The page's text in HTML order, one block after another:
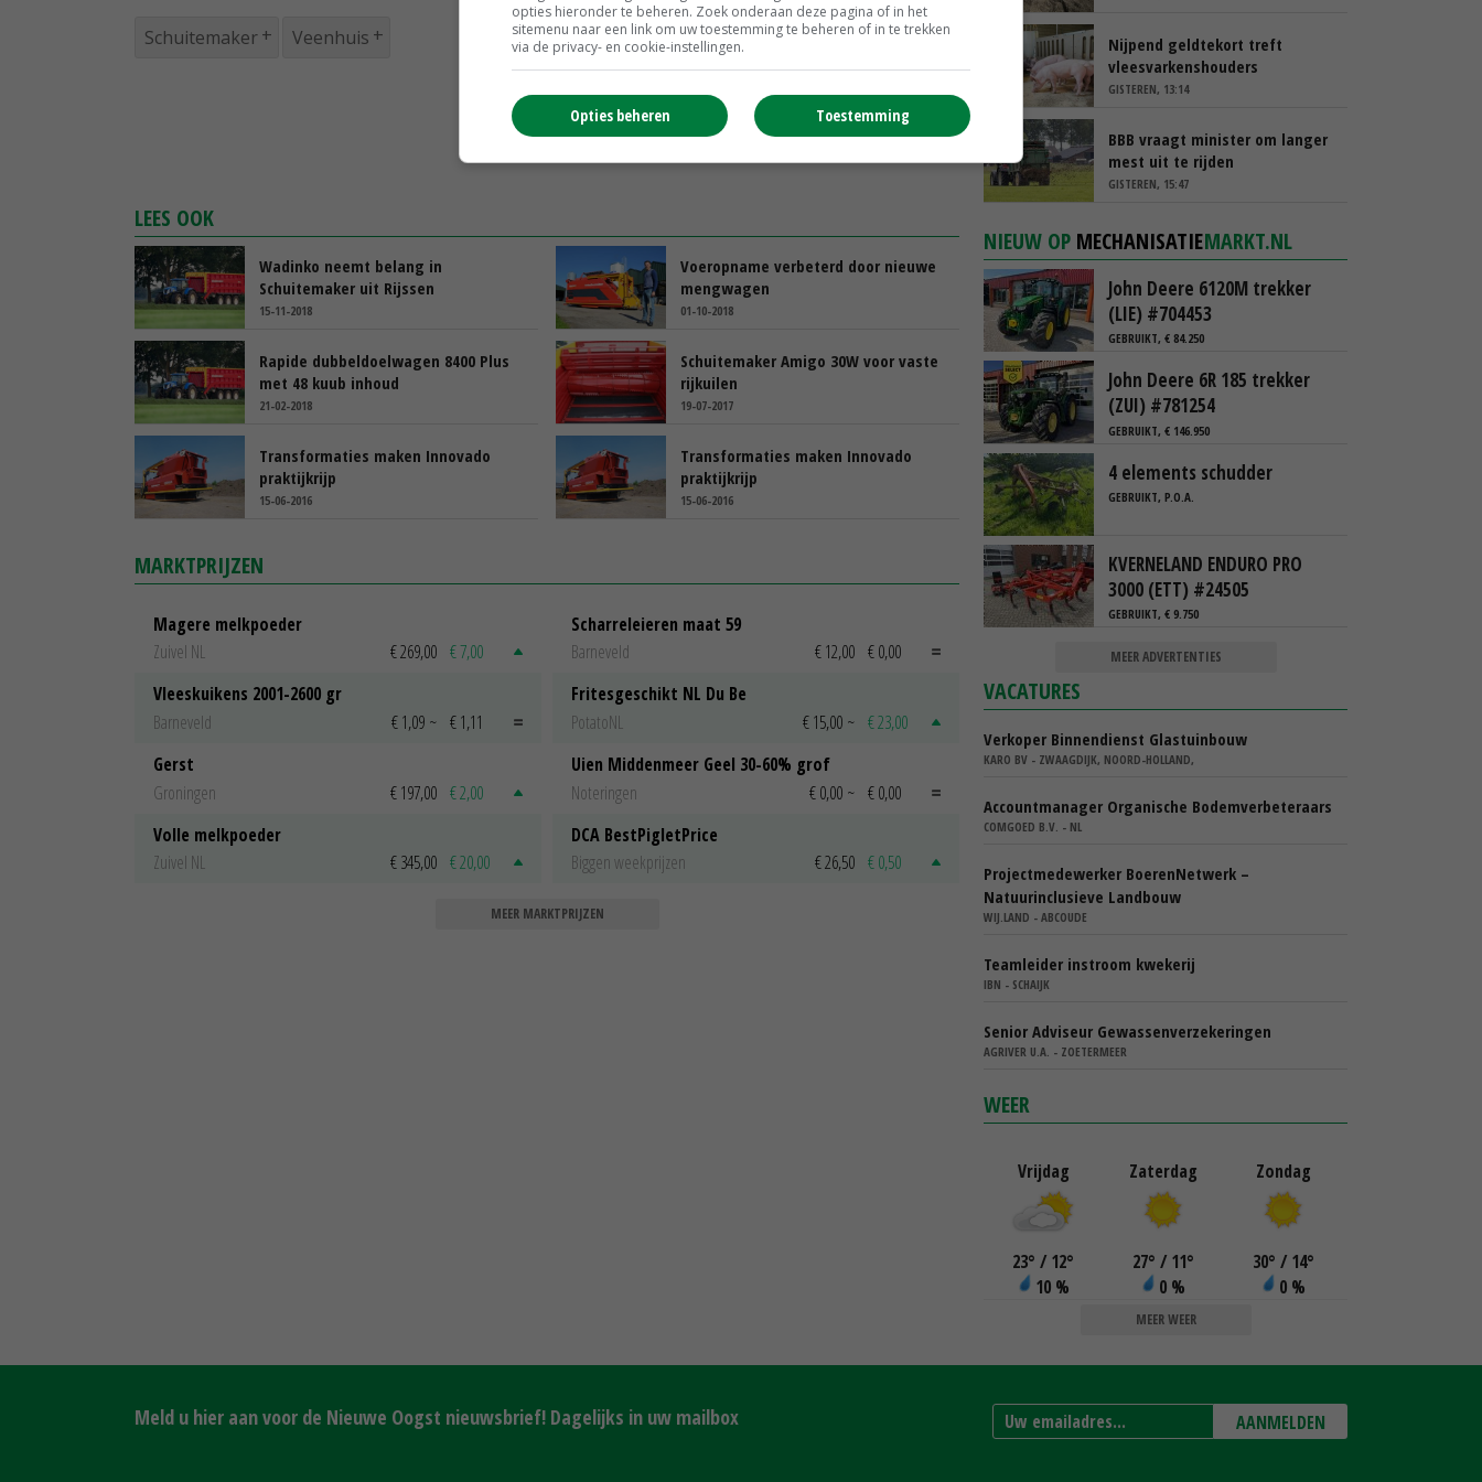
Schuitemaker Veenhuis
LEES OOK
Wadinko neemt belang in
Schuitemaker uit Rijssen
15-11-2018
Voeropname verbeterd door nieuwe
mengwagen
01-10-2018
Rapide dubbeldoelwagen 8400 Plus
met 48 kuub inhoud
21-02-2018
Schuitemaker Amigo 30W voor vaste
rijkuilen
19-07-2017
Transformaties maken Innovado
praktijkrijp
15-06-2016
Transformaties maken Innovado
praktijkrijp
15-06-2016
MARKTPRIJZEN
Magere melkpoeder
Zuivel NL
€ 269,00 € 7,00
Vleeskuikens 2001-2600 gr
Barneveld
€ 1,09 ~ € 1,11
Gerst
Groningen
€ 197,00 € 2,00
Volle melkpoeder
Zuivel NL
€ 345,00 € 20,00
Scharreleieren maat 59
Barneveld
€ 12,00 € 0,00
Fritesgeschikt NL Du Be
PotatoNL
€ 15,00 ~ € 23,00
Uien Middenmeer Geel 30-60% grof
Noteringen
€ 0,00 ~ € 0,00
DCA BestPigletPrice
Biggen weekprijzen
€ 26,50 € 0,50
MEER MARKTPRIJZEN
Nijpend geldtekort treft
vleesvarkenshouders
GISTEREN, 13:14
BBB vraagt minister om langer
mest uit te rijden
GISTEREN, 15:47
NIEUW OP MECHANISATIEMARKT.NL
John Deere 6120M trekker
(LIE) #704453
GEBRUIKT, € 84.250
John Deere 6R 185 trekker
(ZUI) #781254
GEBRUIKT, € 146.950
4 elements schudder
GEBRUIKT, P.O.A.
KVERNELAND ENDURO PRO
3000 (ETT) #24505
GEBRUIKT, € 9.750
MEER ADVERTENTIES
VACATURES
Verkoper Binnendienst Glastuinbouw
KARO BV - ZWAAGDIJK, NOORD-HOLLAND,
Accountmanager Organische Bodemverbeteraars
COMGOED B.V. - NL
Projectmedewerker BoerenNetwerk –
Natuurinclusieve Landbouw
WIJ.LAND - ABCOUDE
Teamleider instroom kwekerij
IBN - SCHAIJK
Senior Adviseur Gewassenverzekeringen
AGRIVER U.A. - ZOETERMEER
WEER
Vrijdag
23° / 12°
10 %
Zaterdag
27° / 11°
0 %
Zondag
30° / 14°
0 %
MEER WEER
Meld u hier aan voor de Nieuwe Oogst nieuwsbrief! Dagelijks in uw mailbox AANMELDEN
opties hieronder te beheren. Zoek onderaan deze pagina of in het
sitemenu naar een link om uw toestemming te beheren of in te trekken
via de privacy- en cookie-instellingen.
Toestemming
Opties beheren